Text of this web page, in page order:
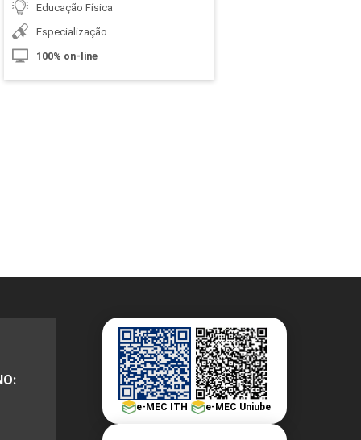
10h
Educação Física
Especialização
100% on-line
e-MEC ITH e-MEC Uniube